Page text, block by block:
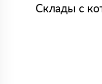
Склады с